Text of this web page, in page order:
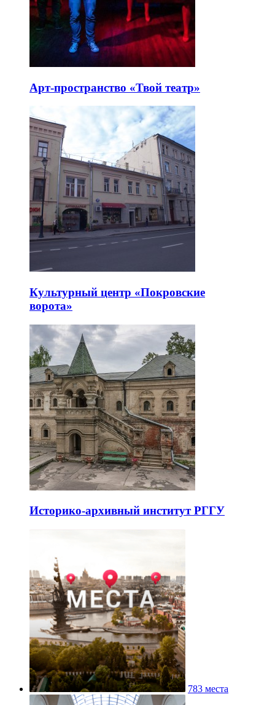
Арт-пространство «Твой театр»
Культурный центр «Покровские
ворота»
Историко-архивный институт РГГУ
783 места